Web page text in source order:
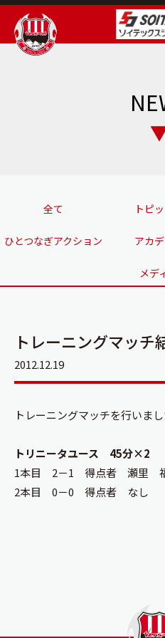
全て トピ
ひとつなぎアクション アカ
メデ
トレーニングマッチ
2012.12.19
トレーニングマッチを行いま
トリニータユース 45分×2
1本目 2－1 得点者 瀬里
2本目 0－0 得点者 なし